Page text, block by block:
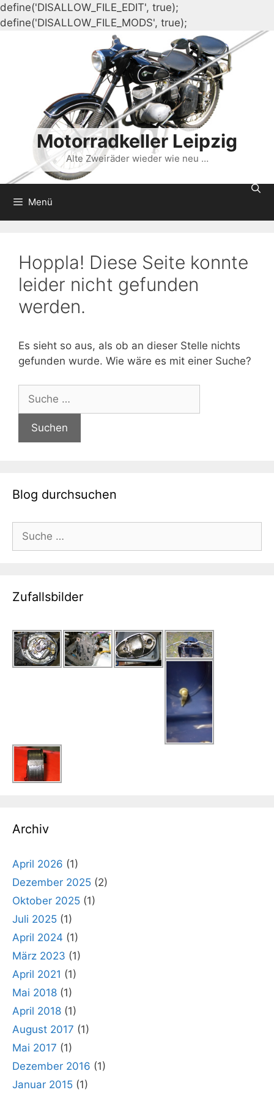
define('DISALLOW_FILE_EDIT', true);
define('DISALLOW_FILE_MODS', true);
Inhalt
springen
Motorradkeller Leipzig
Alte Zweiräder wieder wie neu …
Menü
Hoppla! Diese Seite konnte
leider nicht gefunden
werden.
Es sieht so aus, als ob an dieser Stelle nichts
gefunden wurde. Wie wäre es mit einer Suche?
nach:
Blog durchsuchen
nach:
Zufallsbilder
Archiv
April 2026 (1)
Dezember 2025 (2)
Oktober 2025 (1)
Juli 2025 (1)
April 2024 (1)
März 2023 (1)
April 2021 (1)
Mai 2018 (1)
April 2018 (1)
August 2017 (1)
Mai 2017 (1)
Dezember 2016 (1)
Januar 2015 (1)